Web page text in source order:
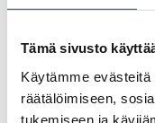
Tämä sivusto
Käytämme
räätälöimiseen,
tukemiseen ja
2024
2023